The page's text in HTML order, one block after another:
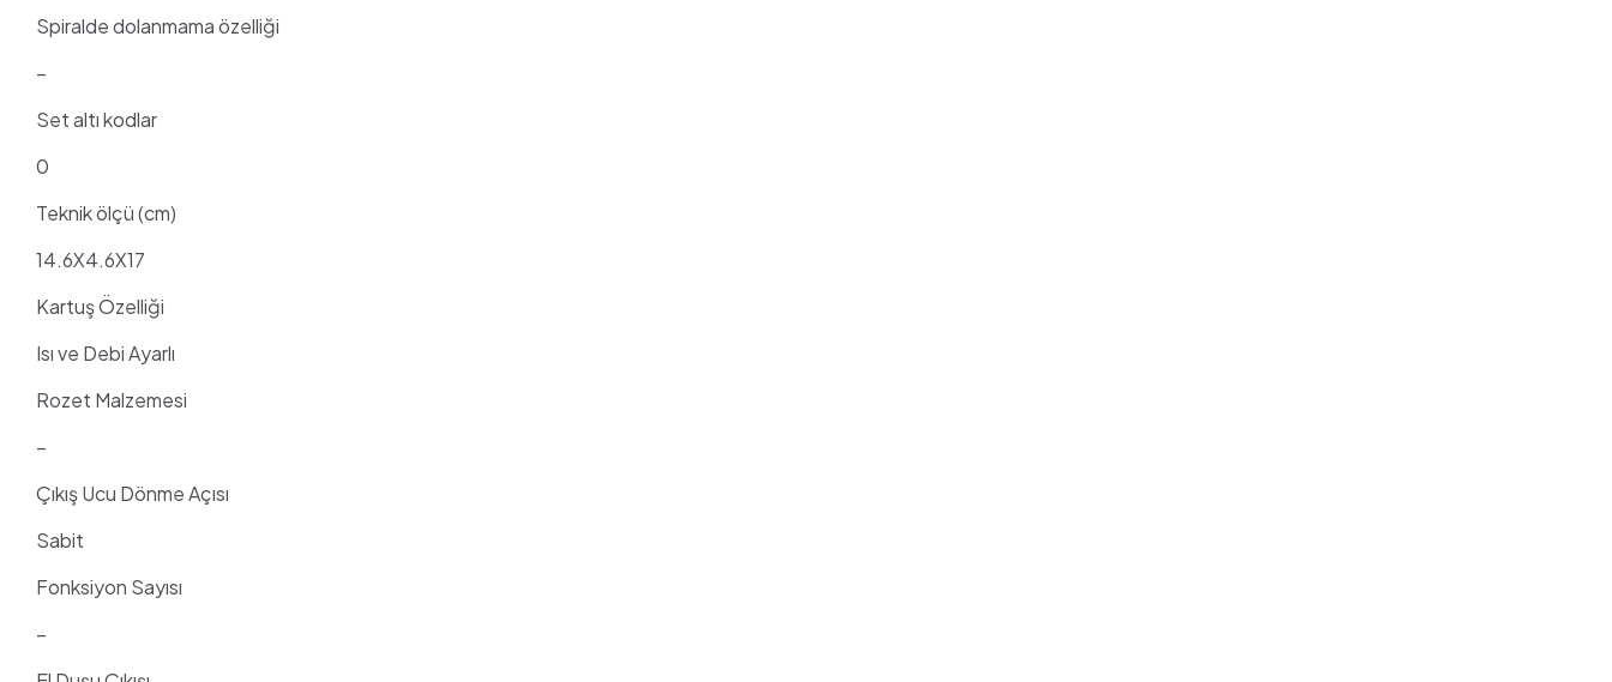
Spiralde dolanmama özelliği
–
Set altı kodlar
0
Teknik ölçü (cm)
14.6X4.6X17
Kartuş Özelliği
Isı ve Debi Ayarlı
Rozet Malzemesi
–
Çıkış Ucu Dönme Açısı
Sabit
Fonksiyon Sayısı
–